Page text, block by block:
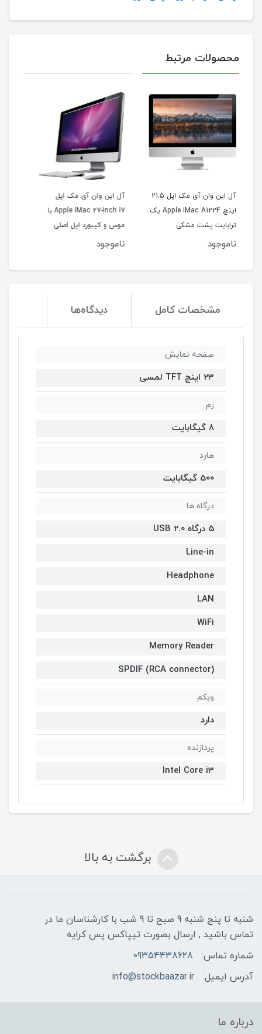
محصولات مرتبط
آل این وان آی مک اپل
موس و کیبورد اپل اصلی
ناموجود
اینچ Apple iMac A1224
پشت نقره ای
ناموجود
مشخصات کامل دیدگاه‌ها
صفحه نمایش
23 اینچ TFT لمسی
رم
8 گیگابایت
هارد
500 گیگابایت
درگاه ها
5 درگاه USB 2.0
Line-in
Headphone
LAN
WiFi
Memory Reader
SPDIF (RCA connector)
وبکم
دارد
پردازنده
Intel Core i3
برگشت به بالا
شنبه تا پنج شنبه 9 صبح تا 9 شب با کارشناسان ما در
تماس باشید , ارسال بصورت تیپاکس پس کرایه
شماره تماس:
09354438628
آدرس ایمیل:
info@stockbaazar.ir
درباره ما